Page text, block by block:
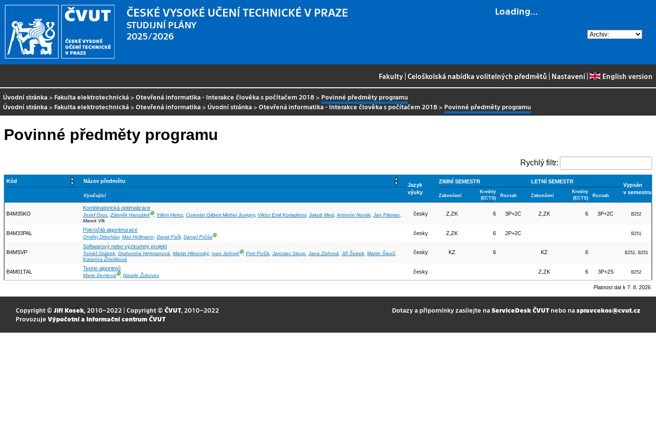
Loading...
ČESKÉ VYSOKÉ UČENÍ TECHNICKÉ V PRAZE
STUDIJNÍ PLÁNY
2025/2026
Fakulty |Celoškolská nabídka volitelných předmětů Nastavení| English version
Úvodní stránka > Fakulta elektrotechnická >Otevřená informatika - Interakce člověka s počítačem 2018 > Povinné předměty programu
Úvodní stránka > Fakulta elektrotechnická >Otevřená informatika > Úvodní stránka >Otevřená informatika - Interakce člověka s počítačem 2018 > Povinné předměty programu
Povinné předměty programu
Rychlý filtr:
Kód Název předmětu
Jazyk
výuky
ZIMNÍ SEMESTR LETNÍ SEMESTR
Vypsán
v semestru
Vyučující Zakončení
Kredity
(ECTS)
Rozsah Zakončení
Kredity
(ECTS)
Rozsah
B4M35KO
Kombinatorická optimalizace
Josef Grus,Zdeněk HanzálekⒼ, Vilém Heinz, Corentin Gilbert Michel Juvigny, Viktor Emil Korladinov, Jakub Med,Antonín Novák, Jan Pikman,
Marek Vlk
česky Z,ZK 6 3P+2C Z,ZK 6 3P+2C B252
B4M33PAL
Pokročilá algoritmizace
Ondřej Drbohlav, Max Hollmann, David Pařil, Daniel PrůšaⒼ česky Z,ZK 6 2P+2C B251
B4MSVP
Softwarový nebo výzkumný projekt
Tomáš Drábek, Drahomíra Hejtmanová, Martin Hlinovský, Ivan JelínekⒼ, Petr Pošík, Jaroslav Sloup, Jana Zichová, Jiří Šebek, Martin Šipoš,
Katarína Žmolíková
česky KZ 6 KZ 6 B252, B251
B4M01TAL
Teorie algoritmů
Marie DemlováⒼ, Natalie Žukovec
česky Z,ZK 6 3P+2S B252
Platnost dat k 7. 8. 2026
Copyright © Jiří Kosek, 2010–2022 | Copyright © ČVUT, 2010–2022
Provozuje Výpočetní a informační centrum ČVUT
Dotazy a připomínky zasílejte naServiceDesk ČVUTnebo naspravcekos@cvut.cz